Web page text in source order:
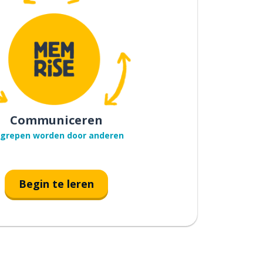
Communiceren
worden door anderen
Begin te leren